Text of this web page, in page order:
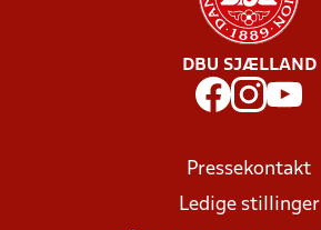
DBU SJÆLLAND
Pressekontakt
Ledige stillinger